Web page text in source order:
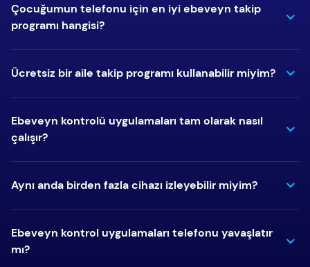
Çocuğumun telefonu için en iyi ebeveyn takip
programı hangisi?
Ücretsiz bir aile takip programı kullanabilir miyim?
Ebeveyn kontrolü uygulamaları tam olarak nasıl
çalışır?
Aynı anda birden fazla cihazı izleyebilir miyim?
Ebeveyn kontrol uygulamaları telefonu yavaşlatır
mı?